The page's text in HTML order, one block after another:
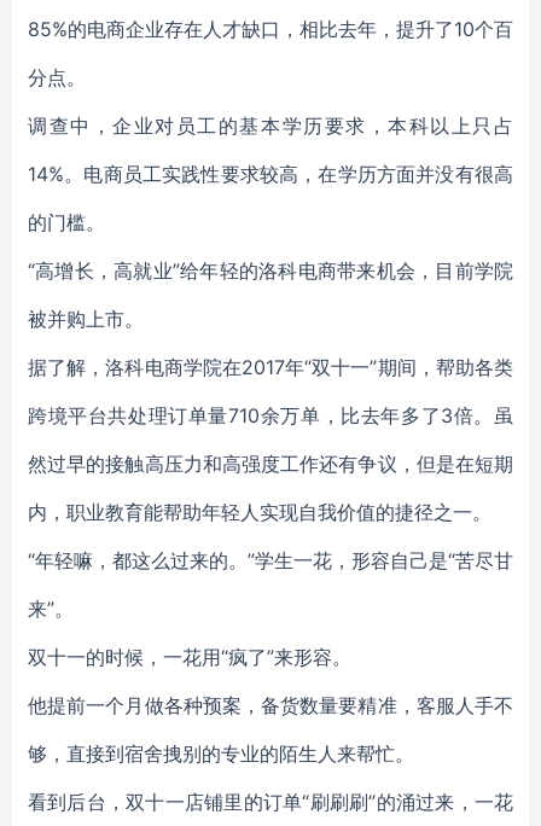
85%的电商企业存在人才缺口，相比去年，提升了10个百
分点。
调查中，企业对员工的基本学历要求，本科以上只占
14%。电商员工实践性要求较高，在学历方面并没有很高
的门槛。
“高增长，高就业”给年轻的洛科电商带来机会，目前学院
被并购上市。
据了解，洛科电商学院在2017年“双十一”期间，帮助各类
跨境平台共处理订单量710余万单，比去年多了3倍。虽
然过早的接触高压力和高强度工作还有争议，但是在短期
内，职业教育能帮助年轻人实现自我价值的捷径之一。
“年轻嘛，都这么过来的。”学生一花，形容自己是“苦尽甘
来”。
双十一的时候，一花用“疯了”来形容。
他提前一个月做各种预案，备货数量要精准，客服人手不
够，直接到宿舍拽别的专业的陌生人来帮忙。
看到后台，双十一店铺里的订单“刷刷刷”的涌过来，一花